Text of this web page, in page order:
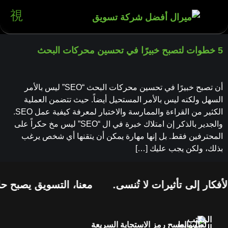
5 خطوات لتصبح خبيرًا في تحسين محركات البحث
أن تصبح خبيرًا في تحسين محركات البحث “SEO” ليس بالأمر
السهل ولكنه ليس بالأمر المستحيل أيضاً. حيث تتضمن العملية
الكثير من القراءة والممارسة والاختبار لمعرفة كيفية عمل SEO.
والجدير بالذكر إن امتلاك خبرة في ال “SEO” ليس مخ حكراً على
المحترفين فقط. بل إنها مهارة يمكن أن يتقنها أي شخص يرغب
بذلك، ولكن يجب عليك […]
معنا، التسويق يصبح إلى تأثيرات لا تُنسى.
المكتب
لطلبروابطامسح رمز الاستجابة السريعة